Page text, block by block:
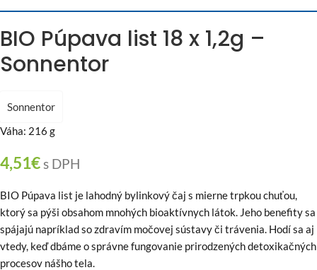
BIO Púpava list 18 x 1,2g –
Sonnentor
Sonnentor
Váha: 216 g
4,51€s DPH
BIO Púpava list je lahodný bylinkový čaj s mierne trpkou chuťou,
ktorý sa pýši obsahom mnohých bioaktívnych látok. Jeho benefity sa
spájajú napríklad so zdravím močovej sústavy či trávenia. Hodí sa aj
vtedy, keď dbáme o správne fungovanie prirodzených detoxikačných
procesov nášho tela.